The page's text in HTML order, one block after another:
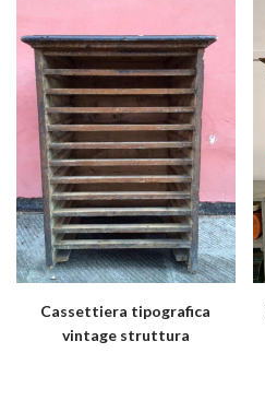
Cassettiera tipografica
vintage struttura